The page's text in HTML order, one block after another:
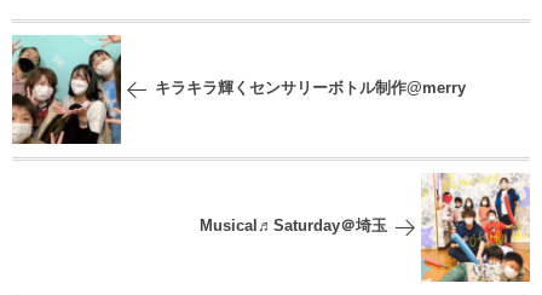
キラキラ輝くセンサリーボトル制作@merry
Musical♬Saturday＠埼玉